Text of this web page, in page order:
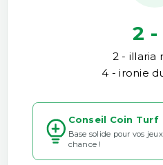
2 -
2 - illaria
4 - ironie
Conseil Coin Turf
Base solide pour vos
chance !